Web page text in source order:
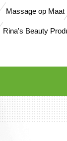
Massage op Maat
Rina's Beauty